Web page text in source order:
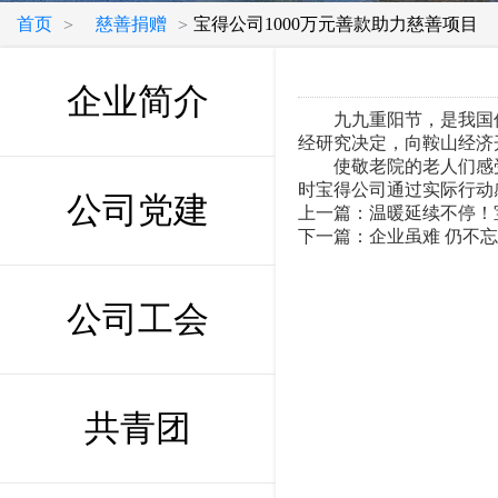
首页 > 慈善捐赠 > 宝得公司1000万元善款助力慈善项目
企业简介
公司党建
公司工会
共青团
九九重阳节，是我国传
经研究决定，向鞍山经
使敬老院的老人们感受
时宝得公司通过实际行
上一篇： 温暖延续不停
下一篇： 企业虽难 仍不